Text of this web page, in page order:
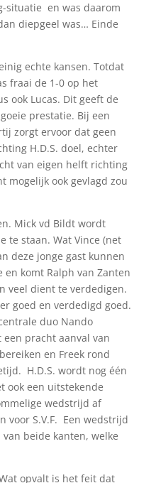
situatie en was daarom
diepgeel was… Einde
echte kansen. Totdat
fraai de 1-0 op het
ook Lucas. Dit geeft de
prestatie. Bij een
zorgt ervoor dat geen
H.D.S. doel, echter
van eigen helft richting
mogelijk ook gevlagd zou
Mick vd Bildt wordt
te staan. Wat Vince (net
deze jonge gast kunnen
komt Ralph van Zanten
veel dient te verdedigen.
goed en verdedigd goed.
duo Nando
pracht aanval van
en Freek rond
H.D.S. wordt nog één
ook een uitstekende
wedstrijd af
voor S.V.F. Een wedstrijd
beide kanten, welke
opvalt is het feit dat